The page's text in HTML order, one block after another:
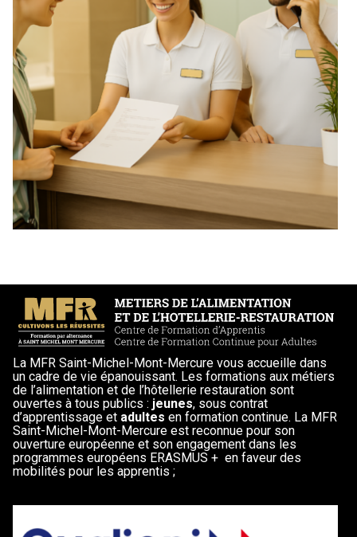
La MFR Saint-Michel-Mont-Mercure vous accueille dans
un cadre de vie épanouissant. Les formations aux métiers
de l’alimentation et de l’hôtellerie restauration sont
ouvertes à tous publics : jeunes, sous contrat
d’apprentissage et adultes en formation continue. La MFR
Saint-Michel-Mont-Mercure est reconnue pour son
ouverture européenne et son engagement dans les
programmes européens ERASMUS + en faveur des
mobilités pour les apprentis ;